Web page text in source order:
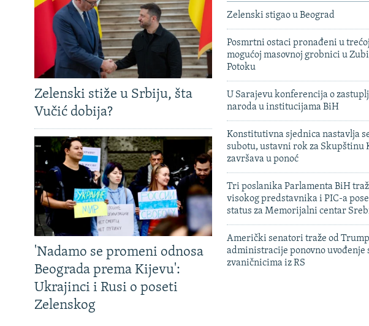
Zelenski stiže u Srbiju, šta
Vučić dobija?
'Nadamo se promeni odnosa
Beograda prema Kijevu':
Ukrajinci i Rusi o poseti
Zelenskog
Zelenski stigao u Beograd
Posmrtni ostaci pronađeni u trećoj
mogućoj masovnoj grobnici u
Potoku
U Sarajevu konferencija o
naroda u institucijama BiH
Konstitutivna sjednica nastavlja
subotu, ustavni rok za Skupštinu
završava u ponoć
Tri poslanika Parlamenta BiH
visokog predstavnika i PIC-a
status za Memorijalni centar
Američki senatori traže od
administracije ponovno uvođenje
zvaničnicima iz RS